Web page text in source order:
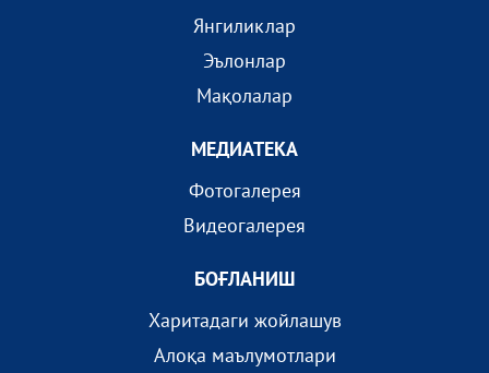
Янгиликлар
Эълонлар
Мақолалар
МEДИАТEКА
Фотогалерея
Видеогалерея
БОҒЛАНИШ
Харитадаги жойлашув
Алоқа маълумотлари